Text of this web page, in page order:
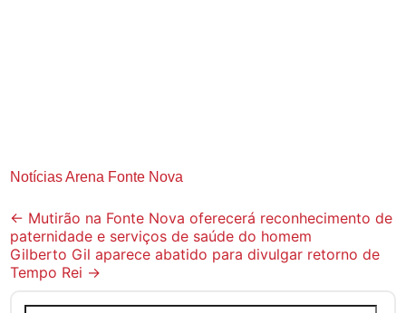
Notícias Arena Fonte Nova
Post
navigation
← Mutirão na Fonte Nova oferecerá reconhecimento de
paternidade e serviços de saúde do homem
Gilberto Gil aparece abatido para divulgar retorno de
Tempo Rei →